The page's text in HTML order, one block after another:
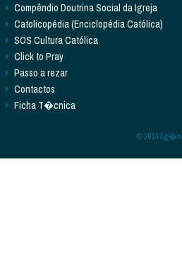
Compêndio Doutrina Social da Igreja
Catolicopédia (Enciclopédia Católica)
SOS Cultura Católica
Click to Pray
Passo a rezar
Contactos
Ficha T�cnica
© 2014